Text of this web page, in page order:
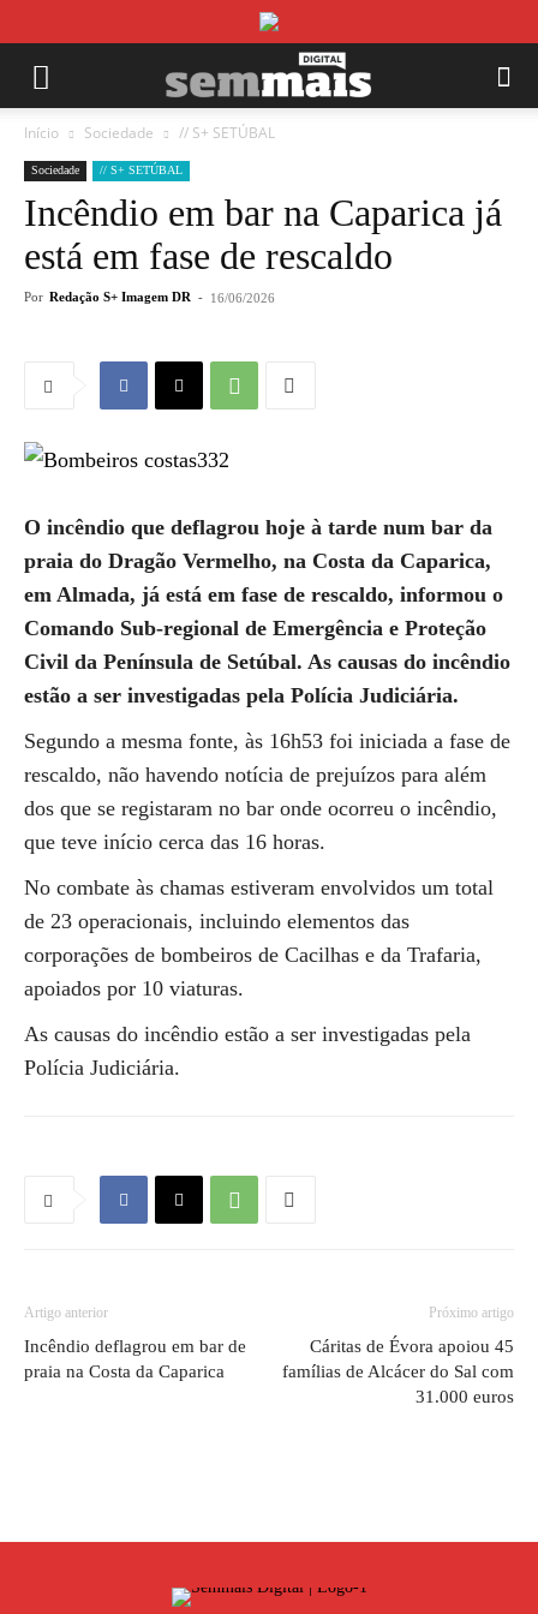
Início Sociedade // S+ SETÚBAL
Sociedade // S+ SETÚBAL
Incêndio em bar na Caparica já
está em fase de rescaldo
Por Redação S+ Imagem DR - 16/06/2026
O incêndio que deflagrou hoje à tarde num bar da
praia do Dragão Vermelho, na Costa da Caparica,
em Almada, já está em fase de rescaldo, informou o
Comando Sub-regional de Emergência e Proteção
Civil da Península de Setúbal. As causas do incêndio
estão a ser investigadas pela Polícia Judiciária.
Segundo a mesma fonte, às 16h53 foi iniciada a fase de
rescaldo, não havendo notícia de prejuízos para além
dos que se registaram no bar onde ocorreu o incêndio,
que teve início cerca das 16 horas.
No combate às chamas estiveram envolvidos um total
de 23 operacionais, incluindo elementos das
corporações de bombeiros de Cacilhas e da Trafaria,
apoiados por 10 viaturas.
As causas do incêndio estão a ser investigadas pela
Polícia Judiciária.
Artigo anterior
Incêndio deflagrou em bar de
praia na Costa da Caparica
Próximo artigo
Cáritas de Évora apoiou 45
famílias de Alcácer do Sal com
31.000 euros